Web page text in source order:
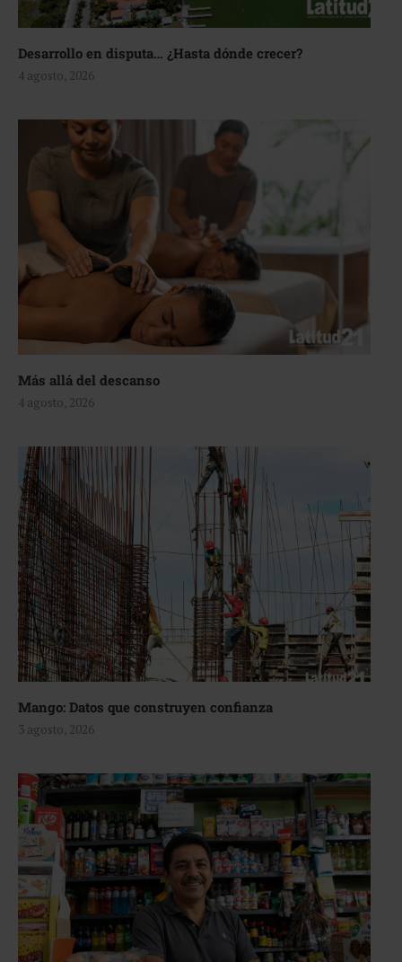
Desarrollo en disputa… ¿Hasta dónde crecer?
4 agosto, 2026
Más allá del descanso
4 agosto, 2026
Mango: Datos que construyen confianza
3 agosto, 2026